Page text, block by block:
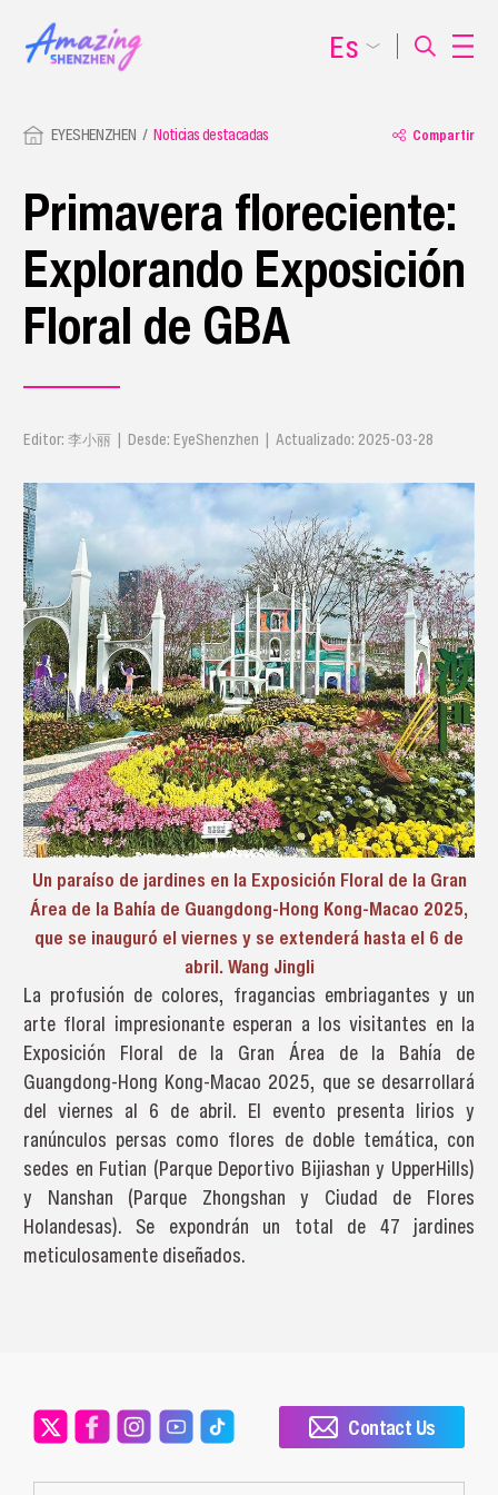
EYESHENZHEN Noticias destacadas Compartir
Primavera floreciente:
Explorando Exposición
Floral de GBA
Editor: 李小丽 | Desde: EyeShenzhen | Actualizado: 2025-03-28
Un paraíso de jardines en la Exposición Floral de la Gran
Área de la Bahía de Guangdong-Hong Kong-Macao 2025,
que se inauguró el viernes y se extenderá hasta el 6 de
abril. Wang Jingli
La profusión de colores, fragancias embriagantes y un
arte floral impresionante esperan a los visitantes en la
Exposición Floral de la Gran Área de la Bahía de
Guangdong-Hong Kong-Macao 2025, que se desarrollará
del viernes al 6 de abril. El evento presenta lirios y
ranúnculos persas como flores de doble temática, con
sedes en Futian (Parque Deportivo Bijiashan y UpperHills)
y Nanshan (Parque Zhongshan y Ciudad de Flores
Holandesas). Se expondrán un total de 47 jardines
meticulosamente diseñados.
Es
Contact Us